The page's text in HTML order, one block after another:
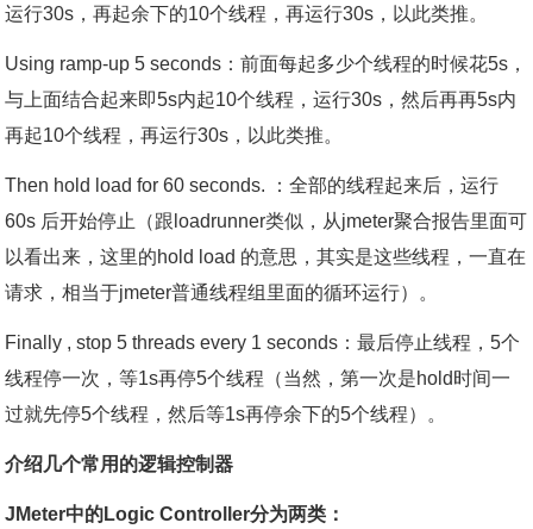
运行30s，再起余下的10个线程，再运行30s，以此类推。
Using ramp-up 5 seconds：前面每起多少个线程的时候花5s，
与上面结合起来即5s内起10个线程，运行30s，然后再再5s内
再起10个线程，再运行30s，以此类推。
Then hold load for 60 seconds. ：全部的线程起来后，运行
60s 后开始停止（跟loadrunner类似，从jmeter聚合报告里面可
以看出来，这里的hold load 的意思，其实是这些线程，一直在
请求，相当于jmeter普通线程组里面的循环运行）。
Finally , stop 5 threads every 1 seconds：最后停止线程，5个
线程停一次，等1s再停5个线程（当然，第一次是hold时间一
过就先停5个线程，然后等1s再停余下的5个线程）。
介绍几个常用的逻辑控制器
JMeter中的Logic Controller分为两类：